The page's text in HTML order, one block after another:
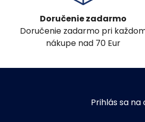
Doručenie zadarmo
Doručenie zadarmo pri
nákupe nad 70 Eur
Prihlás sa